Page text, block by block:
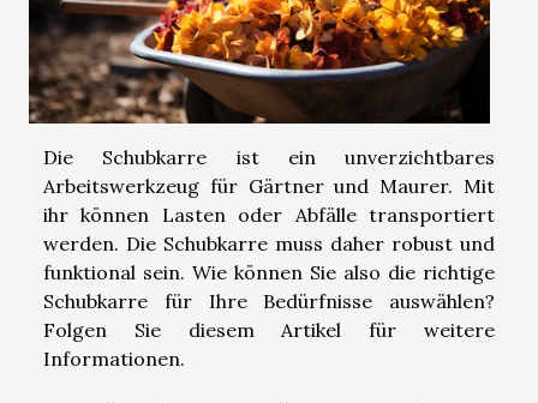
Die Schubkarre ist ein unverzichtbares
Arbeitswerkzeug für Gärtner und Maurer. Mit
ihr können Lasten oder Abfälle transportiert
werden. Die Schubkarre muss daher robust und
funktional sein. Wie können Sie also die richtige
Schubkarre für Ihre Bedürfnisse auswählen?
Folgen Sie diesem Artikel für weitere
Informationen.